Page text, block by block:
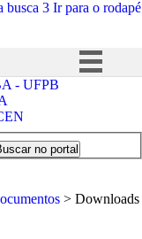
busca 3 Ir para o rodapé
BR
Participe
- UFPB
> Downloads